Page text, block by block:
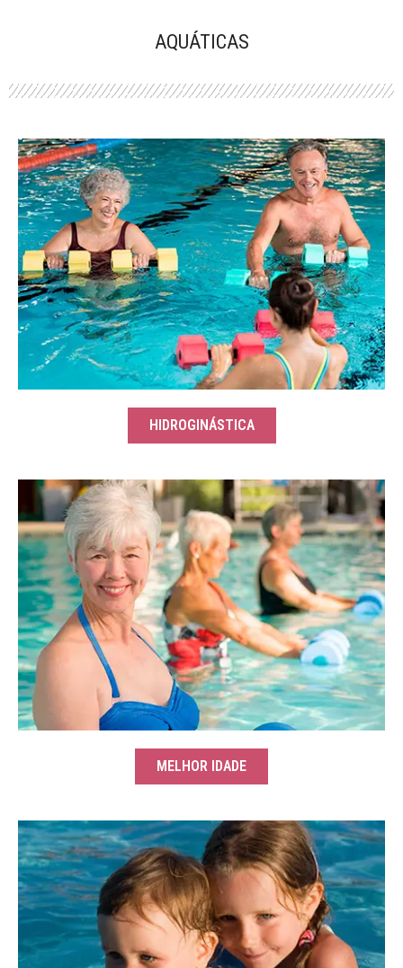
AQUÁTICAS
HIDROGINÁSTICA
MELHOR IDADE